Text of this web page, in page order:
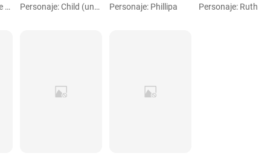
Personaje: Teenage Girl #2
Personaje: Child (uncredited)
Personaje: Phillipa
Personaje: Ruth